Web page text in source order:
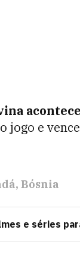
jogo e
Bósnia
e séries